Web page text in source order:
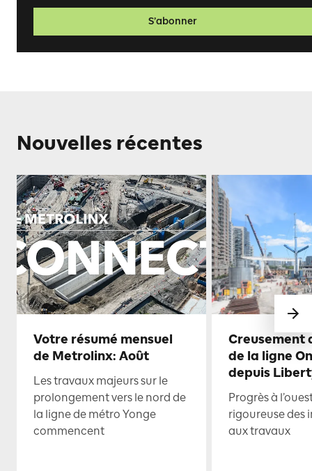
S’abonner
Nouvelles récentes
Votre résumé mensuel
de Metrolinx: Août
Les travaux majeurs sur le
prolongement vers le nord de
la ligne de métro Yonge
commencent
Creusement
de la ligne
depuis
Progrès à
rigoureuse des
aux travaux